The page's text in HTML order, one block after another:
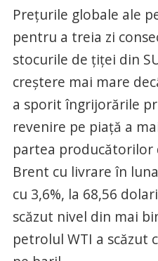
Prețurile globale ale
pentru a treia zi
stocurile de țiței din
creștere mai mare
a sporit îngrijorările
revenire pe piață a
partea producătorilor
Brent cu livrare în
cu 3,6%, la 68,56
scăzut nivel din mai
petrolul WTI a scăzut